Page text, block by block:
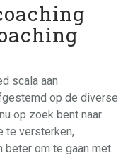
scala aan
op de diverse
op zoek bent naar
te versterken,
beter om te gaan met